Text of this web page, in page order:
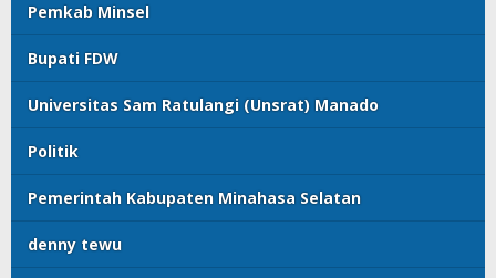
Pemkab Minsel
Bupati FDW
Universitas Sam Ratulangi (Unsrat) Manado
Politik
Pemerintah Kabupaten Minahasa Selatan
denny tewu